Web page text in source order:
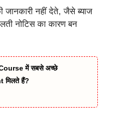
नहीं देते, जैसे ब्याज
नोटिस का कारण बन
में सबसे अच्छे
मिलते हैं?